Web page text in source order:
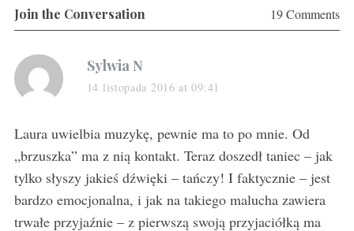
Join the Conversation 19 Comments
s
a
s
:
Sylwia N
14 listopada 2016 at 09:41
Laura uwielbia muzykę, pewnie ma to po mnie. Od
„brzuszka” ma z nią kontakt. Teraz doszedł taniec – jak
tylko słyszy jakieś dźwięki – tańczy! I faktycznie – jest
bardzo emocjonalna, i jak na takiego malucha zawiera
trwałe przyjaźnie – z pierwszą swoją przyjaciółką ma